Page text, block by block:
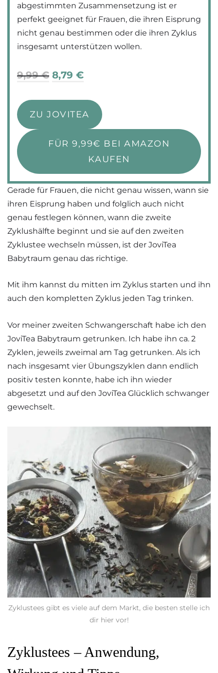
abgestimmten Zusammensetzung ist er
perfekt geeignet für Frauen, die ihren Eisprung
nicht genau bestimmen oder die ihren Zyklus
insgesamt unterstützen wollen.
9,99 € 8,79 €
ZU JOVITEA
FÜR 9,99€ BEI AMAZON
KAUFEN
Gerade für Frauen, die nicht genau wissen, wann sie
ihren Eisprung haben und folglich auch nicht
genau festlegen können, wann die zweite
Zyklushälfte beginnt und sie auf den zweiten
Zyklustee wechseln müssen, ist der JoviTea
Babytraum genau das richtige.
Mit ihm kannst du mitten im Zyklus starten und ihn
auch den kompletten Zyklus jeden Tag trinken.
Vor meiner zweiten Schwangerschaft habe ich den
JoviTea Babytraum getrunken. Ich habe ihn ca. 2
Zyklen, jeweils zweimal am Tag getrunken. Als ich
nach insgesamt vier Übungszyklen dann endlich
positiv testen konnte, habe ich ihn wieder
abgesetzt und auf den JoviTea Glücklich schwanger
gewechselt.
Zyklustees gibt es viele auf dem Markt, die besten stelle ich
dir hier vor!
Zyklustees – Anwendung,